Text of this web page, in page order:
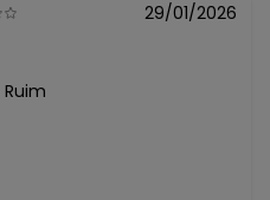
29/01/2026
Ruim